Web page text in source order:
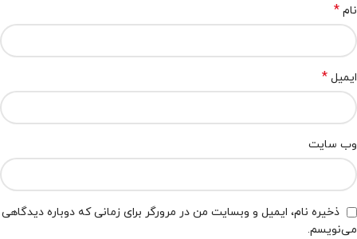
نام *
ایمیل *
وب‌ سایت
ذخیره نام، ایمیل و وبسایت من در مرورگر برای زمانی که دوباره دیدگاهی
می‌نویسم.